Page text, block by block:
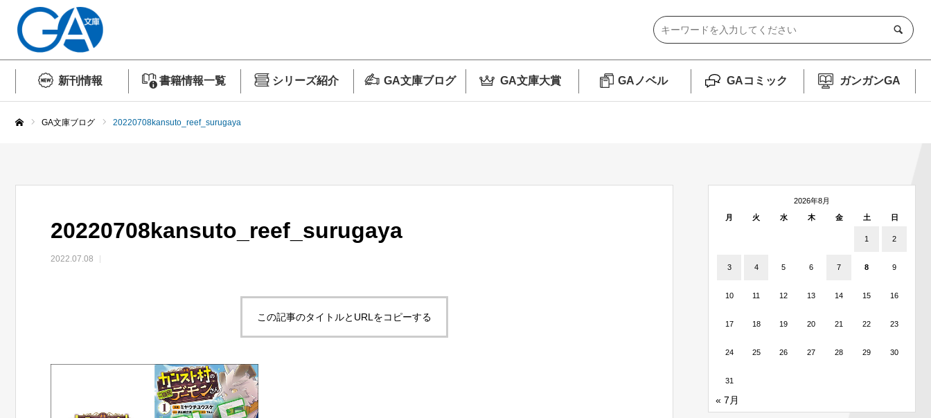
新刊情報 書籍情報一覧 シリーズ紹介 GA文庫ブログ GA文庫大賞 GAノベル GAコミック ガンガンGA
GA文庫ブログ 20220708kansuto_reef_surugaya
20220708kansuto_reef_surugaya
2022.07.08
この記事のタイトルとURLをコピーする
2026年8月
月
火 水 木 金 土 日
1 2
3 4 5 6 7 8 9
10 11 12 13 14 15 16
17 18 19 20 21 22 23
24 25 26 27 28 29 30
31
« 7月